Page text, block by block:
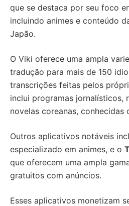
que se destaca por seu foco
incluindo animes e conteúdo
Japão.
O Viki oferece uma ampla
tradução para mais de 150
transcrições feitas pelos
inclui programas jornalísticos,
novelas coreanas, conhecidas
Outros aplicativos notáveis
especializado em animes, e o
que oferecem uma ampla
gratuitos com anúncios.
Esses aplicativos monetizam